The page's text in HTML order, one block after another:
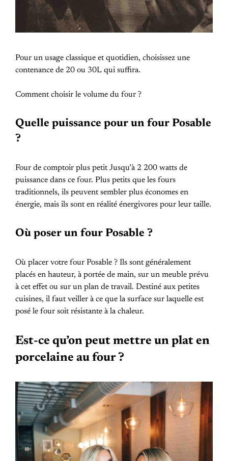
Pour un usage classique et quotidien, choisissez une
contenance de 20 ou 30L qui suffira.
Comment choisir le volume du four ?
Quelle puissance pour un four Posable
?
Four de comptoir plus petit Jusqu’à 2 200 watts de
puissance dans ce four. Plus petits que les fours
traditionnels, ils peuvent sembler plus économes en
énergie, mais ils sont en réalité énergivores pour leur taille.
Où poser un four Posable ?
Où placer votre four Posable ? Ils sont généralement
placés en hauteur, à portée de main, sur un meuble prévu
à cet effet ou sur un plan de travail. Destiné aux petites
cuisines, il faut veiller à ce que la surface sur laquelle est
posé le four soit résistante à la chaleur.
Est-ce qu’on peut mettre un plat en
porcelaine au four ?